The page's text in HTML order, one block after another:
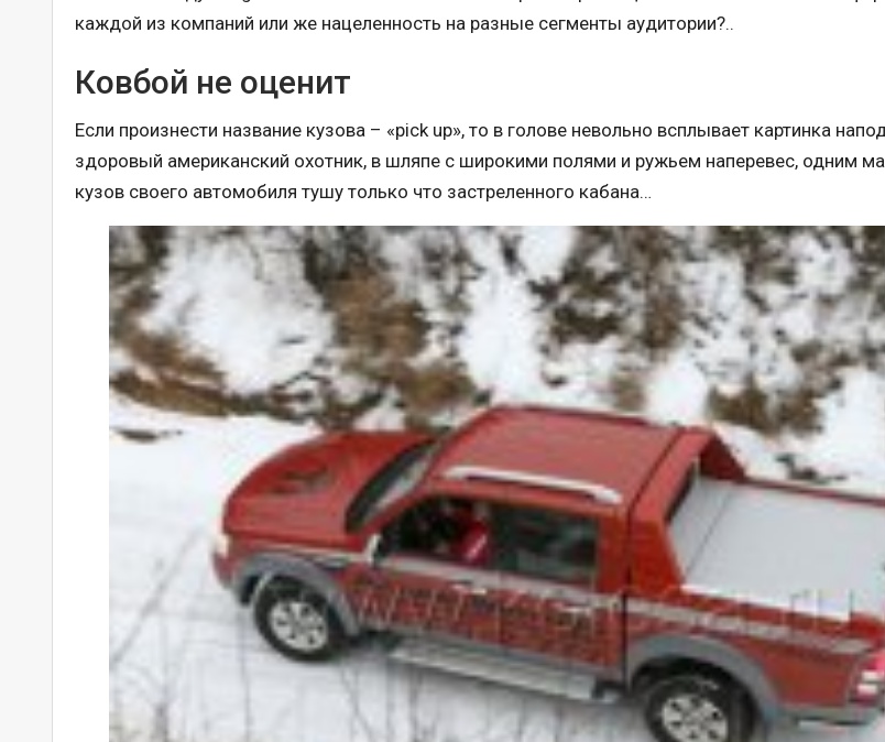
каждой из компаний или же нацеленность на разные сегменты аудитории?..
Ковбой не оценит
Если произнести название кузова – «pick up», то в голове невольно всплывает картинка
здоровый американский охотник, в шляпе с широкими полями и ружьем наперевес, одним
кузов своего автомобиля тушу только что застреленного кабана…